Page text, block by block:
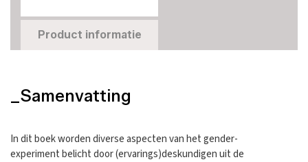
Product informatie
_Samenvatting
In dit boek worden diverse aspecten van het gender-
experiment belicht door (ervarings)deskundigen uit de